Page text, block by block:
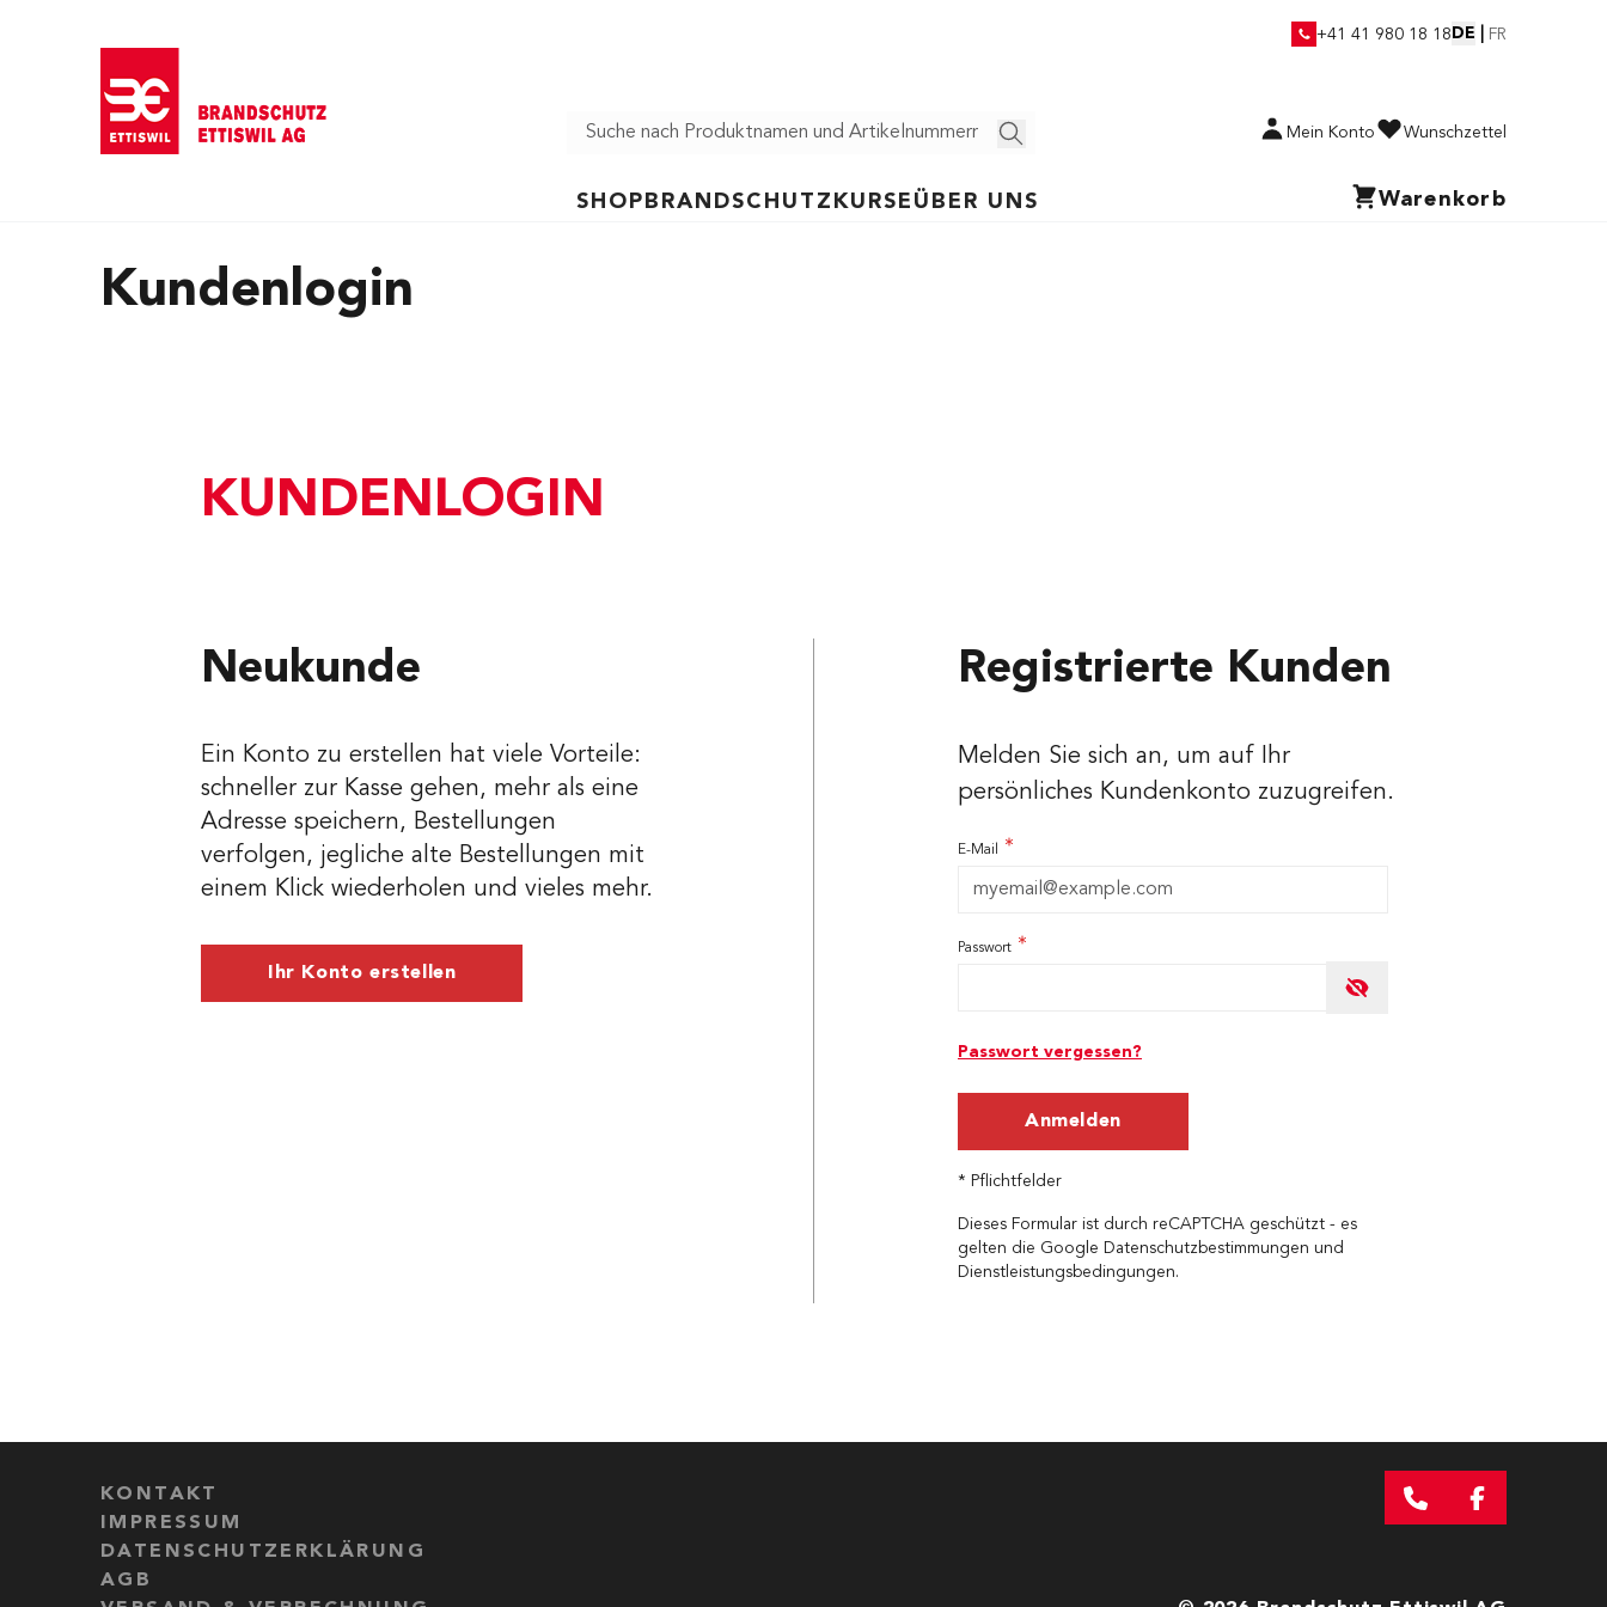
+41 41 980 18 18 DE FR
Mein Konto Wunschzettel
SHOP BRANDSCHUTZ KURSE ÜBER UNS Warenkorb
Kundenlogin
KUNDENLOGIN
Neukunde
Ein Konto zu erstellen hat viele Vorteile:
schneller zur Kasse gehen, mehr als eine
Adresse speichern, Bestellungen
verfolgen, jegliche alte Bestellungen mit
einem Klick wiederholen und vieles mehr.
Ihr Konto erstellen
Registrierte Kunden
Melden Sie sich an, um auf Ihr
persönliches Kundenkonto zuzugreifen.
E-Mail
Passwort
Passwort vergessen?
Anmelden
* Pflichtfelder
Dieses Formular ist durch reCAPTCHA geschützt - es
gelten die Google Datenschutzbestimmungen und
Dienstleistungsbedingungen.
KONTAKT
IMPRESSUM
DATENSCHUTZERKLÄRUNG
AGB